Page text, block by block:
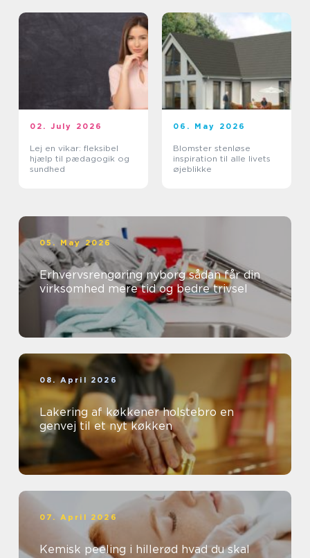
02. July 2026
Lej en vikar: fleksibel
hjælp til pædagogik og
sundhed
06. May 2026
Blomster stenløse
inspiration til alle livets
øjeblikke
05. May 2026
Erhvervsrengøring nyborg sådan får din
virksomhed mere tid og bedre trivsel
08. April 2026
Lakering af køkkener holstebro en
genvej til et nyt køkken
07. April 2026
Kemisk peeling i hillerød hvad du skal